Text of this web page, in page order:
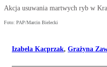
Akcja usuwania martwych ryb w
Foto: PAP/Marcin Bielecki
Izabela Kacprzak, Grażyna